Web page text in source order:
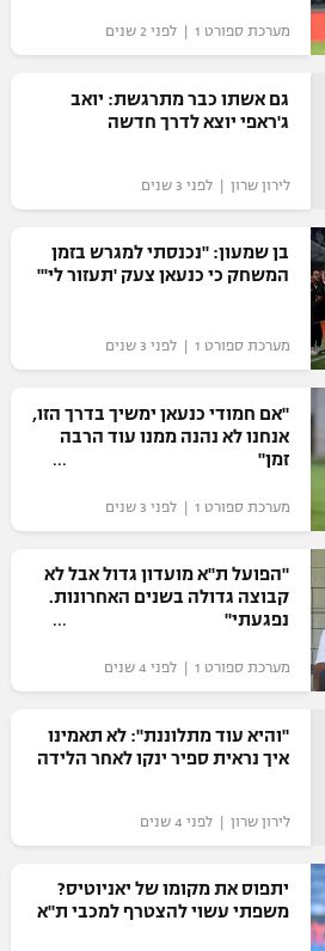
בפרסים
מערכת ספורט 1 | לפני 2 שנים
גם אשתו כבר מתרגשת: יואב
ג'ראפי יוצא לדרך חדשה
לירון שרון | לפני 3 שנים
בן שמעון: "נכנסתי למגרש בזמן
המשחק כי כנעאן צעק 'תעזור לי'"
מערכת ספורט 1 | לפני 3 שנים
"אם חמודי כנעאן ימשיך בדרך הזו,
אנחנו לא נהנה ממנו עוד הרבה
זמן"
מערכת ספורט 1 | לפני 3 שנים
"הפועל ת"א מועדון גדול אבל לא
קבוצה גדולה בשנים האחרונות.
נפגעתי"
מערכת ספורט 1 | לפני 4 שנים
"והיא עוד מתלוננת": לא תאמינו
איך נראית ספיר ינקו לאחר הלידה
לירון שרון | לפני 4 שנים
יתפוס את מקומו של יאניוטיס?
משפתי עשוי להצטרף למכבי ת"א